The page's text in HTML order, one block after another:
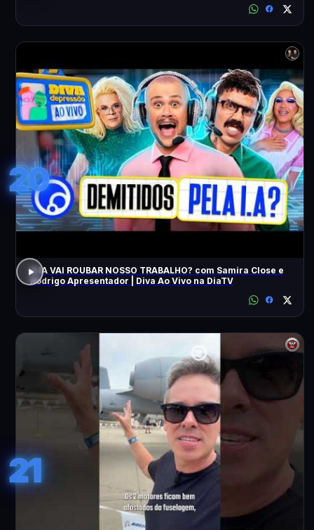
20
A IA VAI ROUBAR NOSSO TRABALHO? com Samira Close e
Rodrigo Apresentador | Diva Ao Vivo na DiaTV
21